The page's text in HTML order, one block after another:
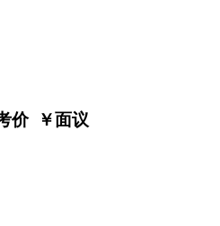
价 ￥面议